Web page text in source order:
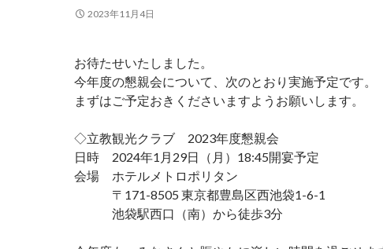
2023年11月4日
お待たせいたしました。
今年度の懇親会について、次のとおり実施予定です。
まずはご予定おきくださいますようお願いします。
◇立教観光クラブ 2023年度懇親会
日時 2024年1月29日（月）18:45開宴予定
会場 ホテルメトロポリタン
〒171-8505 東京都豊島区西池袋1-6-1
池袋駅西口（南）から徒歩3分